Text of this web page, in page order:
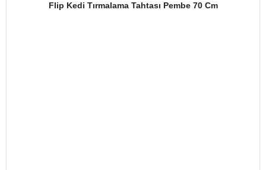
Flip Kedi Tırmalama Tahtası Pembe 70 Cm